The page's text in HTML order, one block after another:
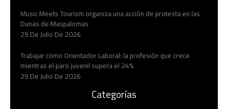
Music Meets Tourism organiza una acción de protesta en las
Dunas de Maspalomas
29 De Julio De 2026
Trabajar como Orientador Laboral: la profesión que crece
mientras el paro juvenil supera el 24%
29 De Julio De 2026
Categorías